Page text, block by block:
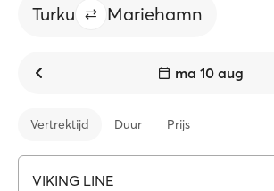
Turku Mariehamn
ma 10 aug
Vertrektijd Duur Prijs
VIKING LINE